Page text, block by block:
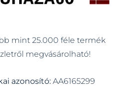
mint 25.000 féle termék
megvásárolható!
azonosító:AA6165299